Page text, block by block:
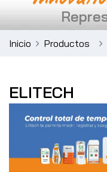
Inicio Productos
ELITECH